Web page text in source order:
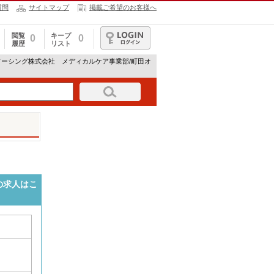
問 サイトマップ 掲載ご希望のお客様へ
閲覧
履歴
0
キープ
リスト
0
ログイン
シング株式会社 メディカルケア事業部/町田オ
人はこ